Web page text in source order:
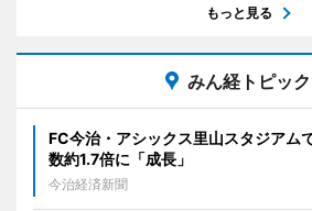
もっと見る
みん経トピッ
FC今治・アシックス里山スタジア
数約1.7倍に「成長」
今治経済新聞